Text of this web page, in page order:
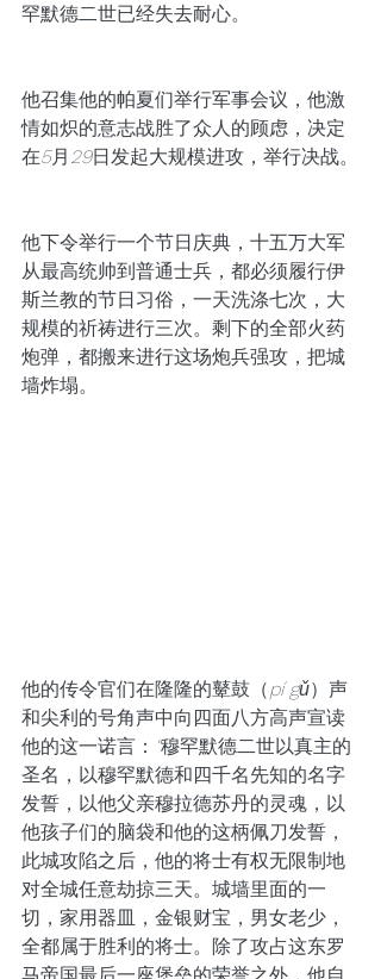
罕默德二世已经失去耐心。
他召集他的帕夏们举行军事会议，他激
情如炽的意志战胜了众人的顾虑，决定
在5月 29日发起大规模进攻，举行决战。
他下令举行一个节日庆典，十五万大军
从最高统帅到普通士兵，都必须履行伊
斯兰教的节日习俗，一天洗涤七次，大
规模的祈祷进行三次。剩下的全部火药
炮弹，都搬来进行这场炮兵强攻，把城
墙炸塌。
他的传令官们在隆隆的鼙鼓（pí gǔ）声
和尖利的号角声中向四面八方高声宣读
他的这一诺言： “穆罕默德二世以真主的
圣名，以穆罕默德和四千名先知的名字
发誓，以他父亲穆拉德苏丹的灵魂，以
他孩子们的脑袋和他的这柄佩刀发誓，
此城攻陷之后，他的将士有权无限制地
对全城任意劫掠三天。城墙里面的一
切，家用器皿，金银财宝，男女老少，
全都属于胜利的将士。除了攻占这东罗